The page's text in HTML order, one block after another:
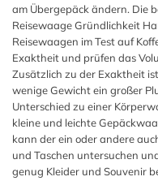
am Übergepäck ändern. Die
Reisewaage Gründlichkeit
Reisewaagen im Test auf
Exaktheit und prüfen das
Zusätzlich zu der Exaktheit
wenige Gewicht ein großer
Unterschied zu einer
kleine und leichte
kann der ein oder andere
und Taschen untersuchen
genug Kleider und Souvenir